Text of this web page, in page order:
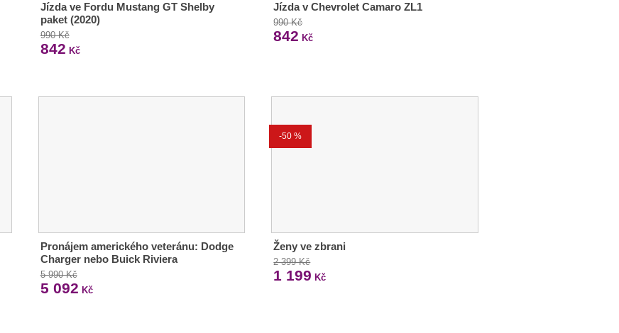
Jízda ve Fordu Mustang GT Shelby
paket (2020)
990 Kč
842 Kč
Jízda v Chevrolet Camaro ZL1
990 Kč
842 Kč
Pronájem amerického veteránu: Dodge
Charger nebo Buick Riviera
5 990 Kč
5 092 Kč
-50 %
Ženy ve zbrani
2 399 Kč
1 199 Kč